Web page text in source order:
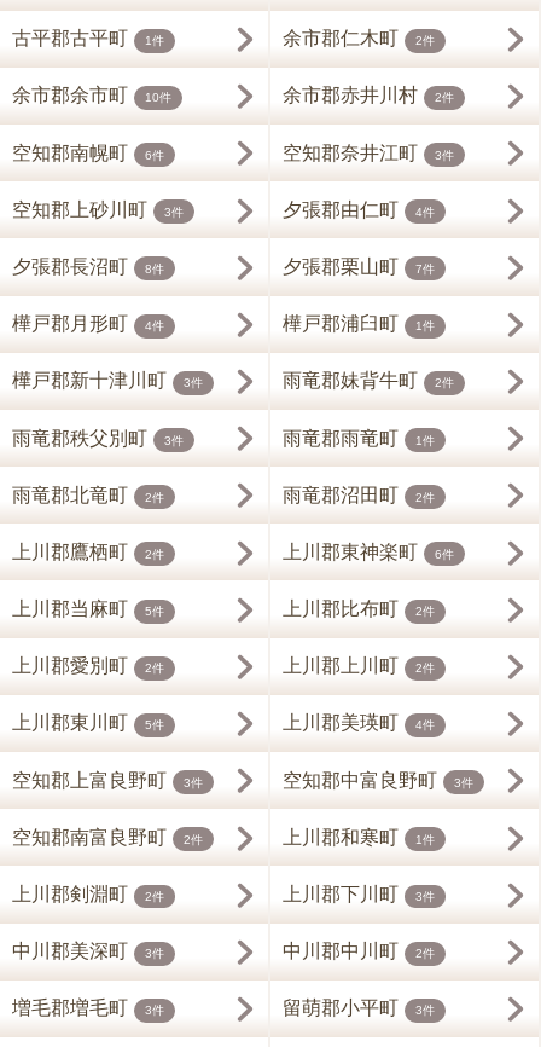
古平郡古平町 1件 余市郡仁木町 2件
余市郡余市町 10件 余市郡赤井川村 2件
空知郡南幌町 6件 空知郡奈井江町 3件
空知郡上砂川町 3件 夕張郡由仁町 4件
夕張郡長沼町 8件 夕張郡栗山町 7件
樺戸郡月形町 4件 樺戸郡浦臼町 1件
樺戸郡新十津川町 3件 雨竜郡妹背牛町 2件
雨竜郡秩父別町 3件 雨竜郡雨竜町 1件
雨竜郡北竜町 2件 雨竜郡沼田町 2件
上川郡鷹栖町 2件 上川郡東神楽町 6件
上川郡当麻町 5件 上川郡比布町 2件
上川郡愛別町 2件 上川郡上川町 2件
上川郡東川町 5件 上川郡美瑛町 4件
空知郡上富良野町 3件 空知郡中富良野町 3件
空知郡南富良野町 2件 上川郡和寒町 1件
上川郡剣淵町 2件 上川郡下川町 3件
中川郡美深町 3件 中川郡中川町 2件
増毛郡増毛町 3件 留萌郡小平町 3件